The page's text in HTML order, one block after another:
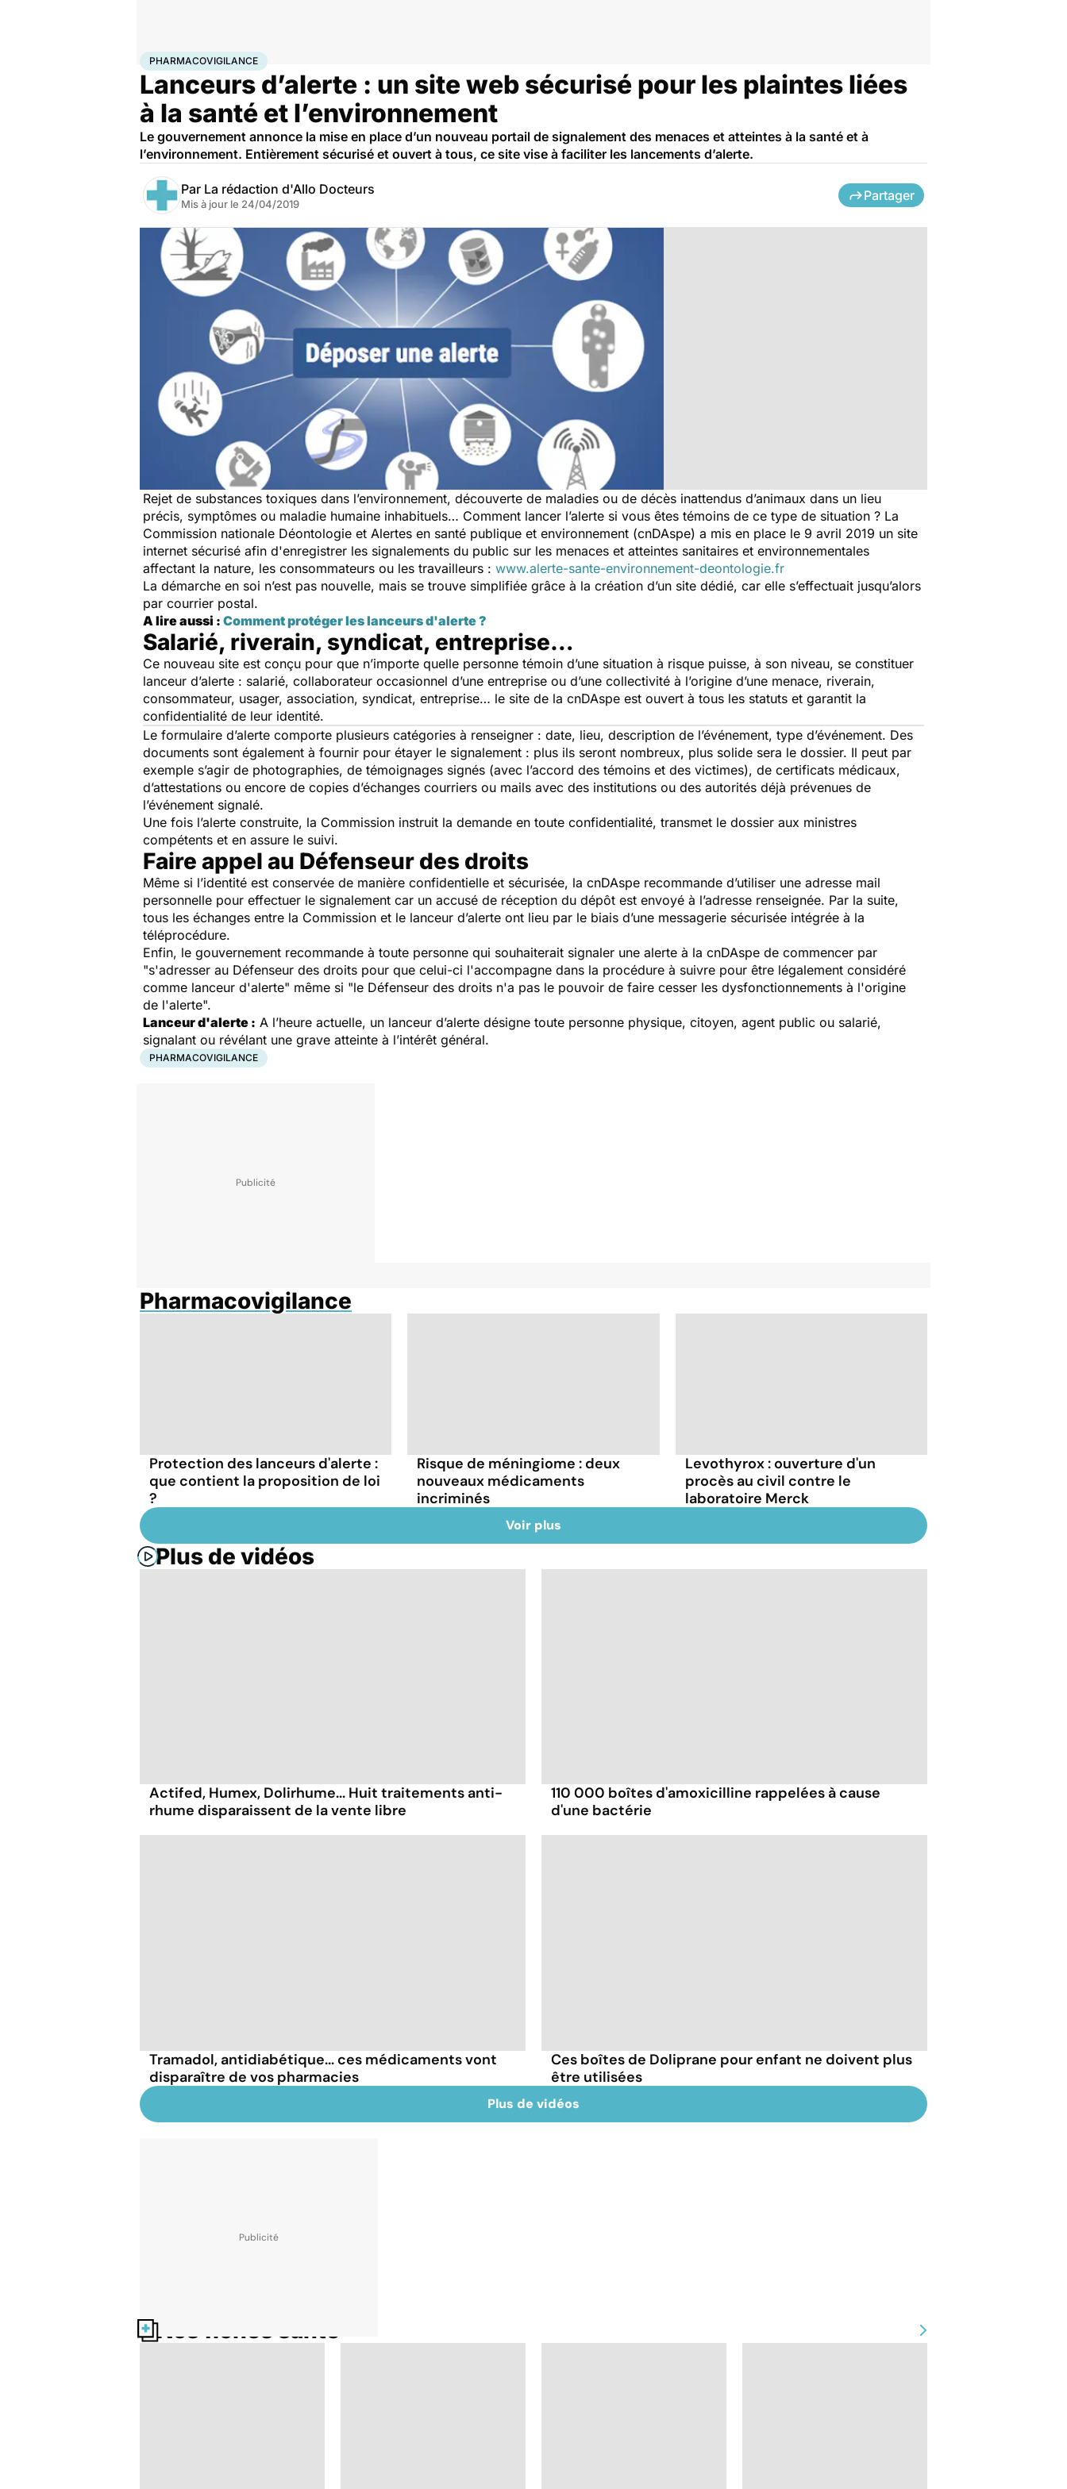
AccueilSantéPharmacovigilance
PHARMACOVIGILANCE
Lanceurs d’alerte : un site web sécurisé pour les plaintes liées
à la santé et l’environnement
Le gouvernement annonce la mise en place d’un nouveau portail de signalement des menaces et atteintes à la santé et à
l’environnement. Entièrement sécurisé et ouvert à tous, ce site vise à faciliter les lancements d’alerte.
Par La rédaction d'Allo Docteurs
Mis à jour le 24/04/2019
Partager
Rejet de substances toxiques dans l’environnement, découverte de maladies ou de décès inattendus d’animaux dans un lieu
précis, symptômes ou maladie humaine inhabituels… Comment lancer l’alerte si vous êtes témoins de ce type de situation ? La
Commission nationale Déontologie et Alertes en santé publique et environnement (cnDAspe) a mis en place le 9 avril 2019 un site
internet sécurisé afin d'enregistrer les signalements du public sur les menaces et atteintes sanitaires et environnementales
affectant la nature, les consommateurs ou les travailleurs : www.alerte-sante-environnement-deontologie.fr
La démarche en soi n’est pas nouvelle, mais se trouve simplifiée grâce à la création d’un site dédié, car elle s’effectuait jusqu’alors
par courrier postal.
A lire aussi : Comment protéger les lanceurs d'alerte ?
Salarié, riverain, syndicat, entreprise…
Ce nouveau site est conçu pour que n’importe quelle personne témoin d’une situation à risque puisse, à son niveau, se constituer
lanceur d’alerte : salarié, collaborateur occasionnel d’une entreprise ou d’une collectivité à l’origine d’une menace, riverain,
consommateur, usager, association, syndicat, entreprise… le site de la cnDAspe est ouvert à tous les statuts et garantit la
confidentialité de leur identité.
Le formulaire d’alerte comporte plusieurs catégories à renseigner : date, lieu, description de l’événement, type d’événement. Des
documents sont également à fournir pour étayer le signalement : plus ils seront nombreux, plus solide sera le dossier. Il peut par
exemple s’agir de photographies, de témoignages signés (avec l’accord des témoins et des victimes), de certificats médicaux,
d’attestations ou encore de copies d’échanges courriers ou mails avec des institutions ou des autorités déjà prévenues de
l’événement signalé.
Une fois l’alerte construite, la Commission instruit la demande en toute confidentialité, transmet le dossier aux ministres
compétents et en assure le suivi.
Faire appel au Défenseur des droits
Même si l’identité est conservée de manière confidentielle et sécurisée, la cnDAspe recommande d’utiliser une adresse mail
personnelle pour effectuer le signalement car un accusé de réception du dépôt est envoyé à l’adresse renseignée. Par la suite,
tous les échanges entre la Commission et le lanceur d’alerte ont lieu par le biais d’une messagerie sécurisée intégrée à la
téléprocédure.
Enfin, le gouvernement recommande à toute personne qui souhaiterait signaler une alerte à la cnDAspe de commencer par
"s'adresser au Défenseur des droits pour que celui-ci l'accompagne dans la procédure à suivre pour être légalement considéré
comme lanceur d'alerte" même si "le Défenseur des droits n'a pas le pouvoir de faire cesser les dysfonctionnements à l'origine
de l'alerte".
Lanceur d'alerte : A l’heure actuelle, un lanceur d’alerte désigne toute personne physique, citoyen, agent public ou salarié,
signalant ou révélant une grave atteinte à l’intérêt général.
PHARMACOVIGILANCE
Pharmacovigilance
Protection des lanceurs d'alerte :
que contient la proposition de loi
?
Risque de méningiome : deux
nouveaux médicaments
incriminés
Levothyrox : ouverture d'un
procès au civil contre le
laboratoire Merck
Voir plus
Plus de vidéos
Actifed, Humex, Dolirhume... Huit traitements anti-
rhume disparaissent de la vente libre
110 000 boîtes d'amoxicilline rappelées à cause
d'une bactérie
Tramadol, antidiabétique... ces médicaments vont
disparaître de vos pharmacies
Ces boîtes de Doliprane pour enfant ne doivent plus
être utilisées
Plus de vidéos
Nos fiches santé